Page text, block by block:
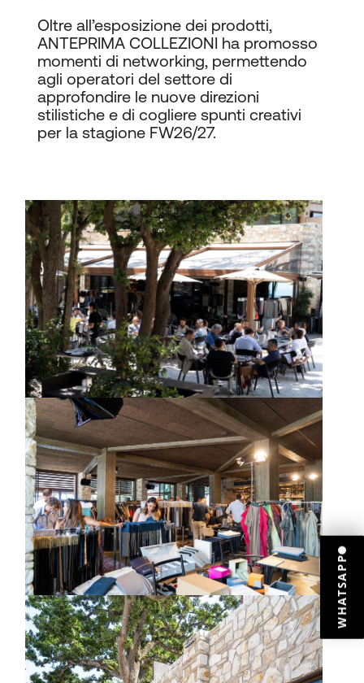
Oltre all’esposizione dei prodotti,
ANTEPRIMA COLLEZIONI ha promosso
momenti di networking, permettendo
agli operatori del settore di
approfondire le nuove direzioni
stilistiche e di cogliere spunti creativi
per la stagione FW26/27.
WHATSAPP